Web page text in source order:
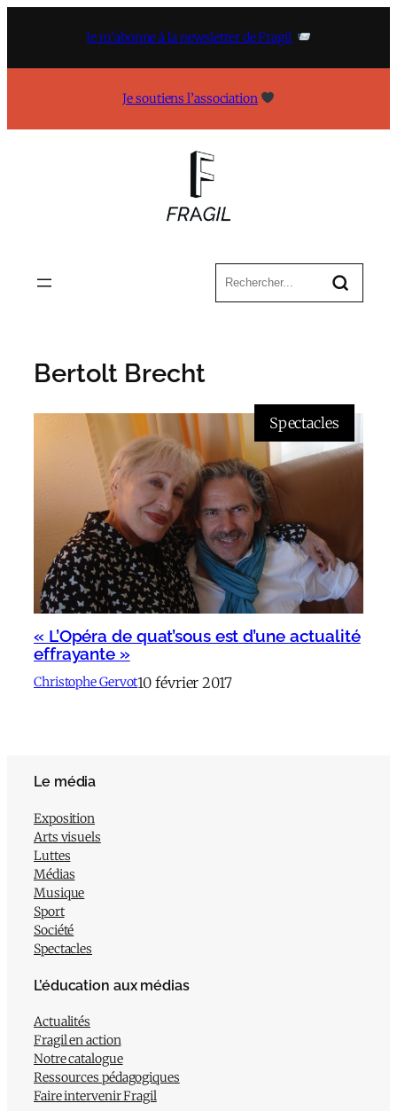
Je m’abonne à la newsletter de Fragil
Je soutiens l’association
Bertolt Brecht
Spectacles
« L’Opéra de quat’sous est d’une actualité
effrayante »
Christophe Gervot10 février 2017
Le média
Exposition
Arts visuels
Luttes
Médias
Musique
Sport
Société
Spectacles
L’éducation aux médias
Actualités
Fragil en action
Notre catalogue
Ressources pédagogiques
Faire intervenir Fragil